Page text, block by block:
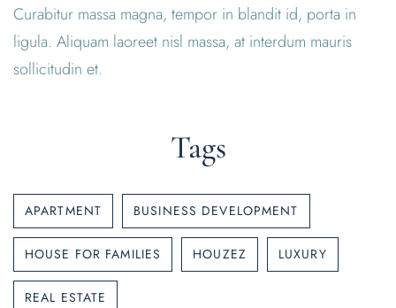
Curabitur massa magna, tempor in blandit id, porta in
ligula. Aliquam laoreet nisl massa, at interdum mauris
sollicitudin et.
Tags
APARTMENT BUSINESS DEVELOPMENT
HOUSE FOR FAMILIES HOUZEZ LUXURY
REAL ESTATE